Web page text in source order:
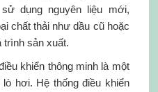
dụng nguyên liệu mới,
chất thải như dầu cũ hoặc
trình sản xuất.
khiển thông minh là một
hơi. Hệ thống điều khiển